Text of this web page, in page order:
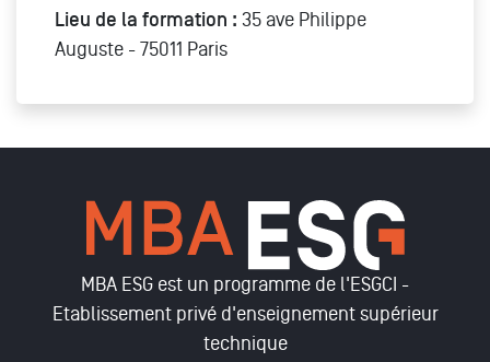
Lieu de la formation : 35 ave Philippe
Auguste - 75011 Paris
MBA ESG est un programme de l'ESGCI -
Etablissement privé d'enseignement supérieur
technique